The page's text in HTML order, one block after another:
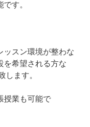
す。
ッスン環境が整わな
を希望される方な
します。
授業も可能で